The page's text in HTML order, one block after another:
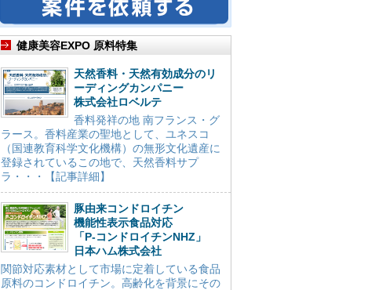
健康美容EXPO 原料特集
天然香料・天然有効成分のリ
ーディングカンパニー
株式会社ロベルテ
香料発祥の地 南フランス・グ
ラース。香料産業の聖地として、ユネスコ
（国連教育科学文化機構）の無形文化遺産に
登録されているこの地で、天然香料サプ
ラ・・・【記事詳細】
豚由来コンドロイチン
機能性表示食品対応
「P-コンドロイチンNHZ」
日本ハム株式会社
関節対応素材として市場に定着している食品
原料のコンドロイチン。高齢化を背景にその